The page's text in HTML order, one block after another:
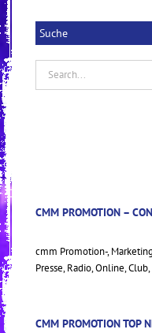
Suche
CMM PROMOTION –
cmm Promotion-,
Presse, Radio, Online,
CMM PROMOTION TOP